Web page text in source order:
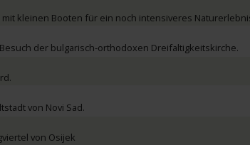
kleinen Booten für ein noch intensiveres
der bulgarisch-orthodoxen Dreifaltigkeitskirche.
von Novi Sad.
von Osijek